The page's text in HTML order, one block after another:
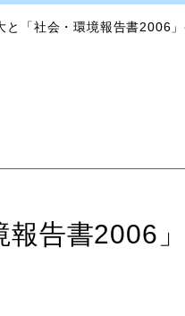
「社会・環境報告書2006
告書2006